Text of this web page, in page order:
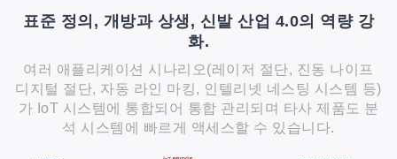
표준 정의, 개방과 상생, 신발 산업 4.0의 역량 강
화.
여러 애플리케이션 시나리오(레이저 절단, 진동 나이프
디지털 절단, 자동 라인 마킹, 인텔리넷 네스팅 시스템 등)
가 IoT 시스템에 통합되어 통합 관리되며 타사 제품도 분
석 시스템에 빠르게 액세스할 수 있습니다.